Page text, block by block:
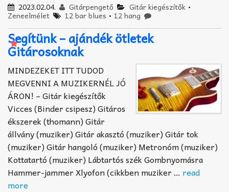
2023.02.04. Gitárpengető Gitár kiegészítők•
Zeneelmélet 12 bar blues • 12 hang
Segítünk – ajándék ötletek
Gitárosoknak
MINDEZEKET ITT TUDOD
MEGVENNI A MUZIKERNÉL JÓ
ÁRON! – Gitár kiegészítők
Vicces (Binder csipesz) Gitáros
ékszerek (thomann) Gitár
állvány (muziker) Gitár akasztó (muziker) Gitár tok
(muziker) Gitár hangoló (muziker) Metronóm (muziker)
Kottatartó (muziker) Lábtartós szék Gombnyomásra
Hammer-jammer Xlyofon (cikkben muziker … read
more